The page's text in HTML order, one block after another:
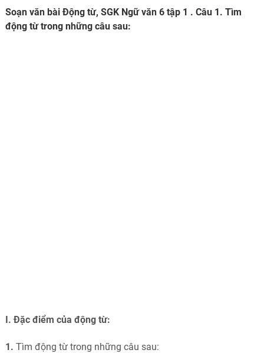
Soạn văn bài Động từ, SGK Ngữ văn 6 tập 1 . Câu 1. Tìm
động từ trong những câu sau:
I. Đặc điểm của động từ:
1. Tìm động từ trong những câu sau: